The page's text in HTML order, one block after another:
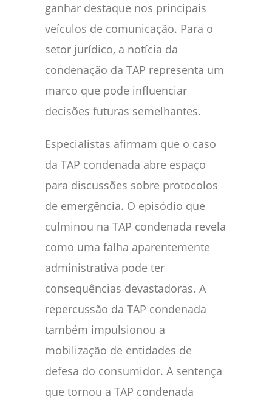
ganhar destaque nos principais
veículos de comunicação. Para o
setor jurídico, a notícia da
condenação da TAP representa um
marco que pode influenciar
decisões futuras semelhantes.
Especialistas afirmam que o caso
da TAP condenada abre espaço
para discussões sobre protocolos
de emergência. O episódio que
culminou na TAP condenada revela
como uma falha aparentemente
administrativa pode ter
consequências devastadoras. A
repercussão da TAP condenada
também impulsionou a
mobilização de entidades de
defesa do consumidor. A sentença
que tornou a TAP condenada